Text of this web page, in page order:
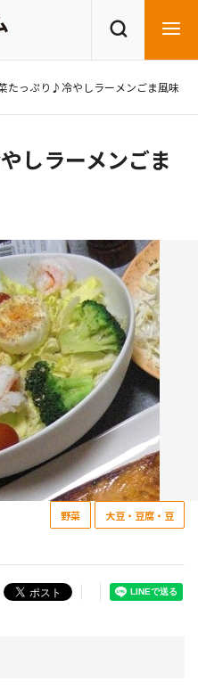
レシピを探す
たっぷり♪冷やしラーメンごま風味
しラーメンごま
野菜 大豆・豆腐・豆